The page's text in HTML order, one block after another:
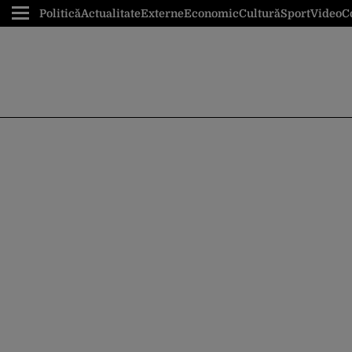
PoliticăActualitateExterneEconomicCulturăSportVideo